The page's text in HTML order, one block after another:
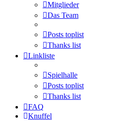
Mitglieder
Das Team
Posts toplist
Thanks list
Linkliste
Spielhalle
Posts toplist
Thanks list
FAQ
Knuffel